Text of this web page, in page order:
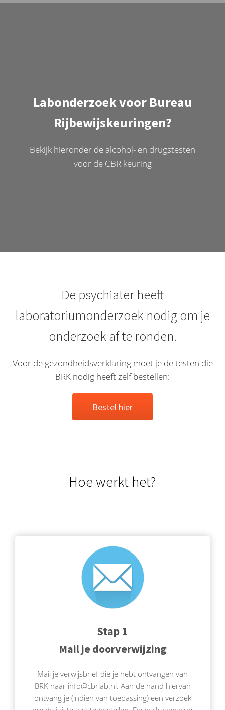
Labonderzoek voor Bureau
Rijbewijskeuringen?
Bekijk hieronder de alcohol- en drugstesten
voor de CBR keuring
De psychiater heeft
laboratoriumonderzoek nodig om je
onderzoek af te ronden.
Voor de gezondheidsverklaring moet je de testen die
BRK nodig heeft zelf bestellen:
Bestel hier
Hoe werkt het?
Stap 1
Mail je doorverwijzing
Mail je verwijsbrief die je hebt ontvangen van
BRK naar info@cbrlab.nl. Aan de hand hiervan
ontvang je (indien van toepassing) een verzoek